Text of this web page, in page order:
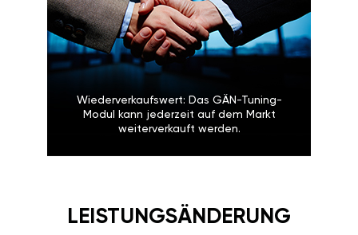
Wiederverkaufswert: Das GÄN-Tuning-
Modul kann jederzeit auf dem Markt
weiterverkauft werden.
LEISTUNGSÄNDERUNG